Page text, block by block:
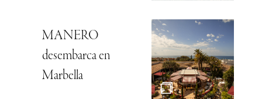
MANERO
desembarca en
Marbella